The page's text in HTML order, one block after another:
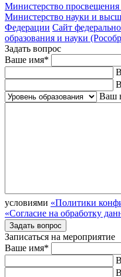
Министерство
Министерство науки и
Федерации Сайт
образования и науки
Задать вопрос
Ваше имя*
Ваш
условиями «Политики
«Согласие на обработку
Записаться на мероприятие
Ваше имя*